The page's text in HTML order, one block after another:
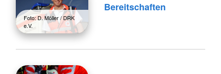
Foto: D. Möller / DRK
e.V.
Bereitschaften